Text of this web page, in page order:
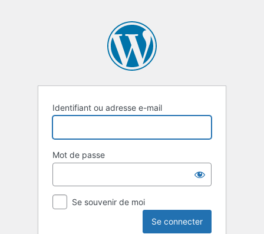
Identifiant ou adresse e-mail
Mot de passe
Se souvenir de moi